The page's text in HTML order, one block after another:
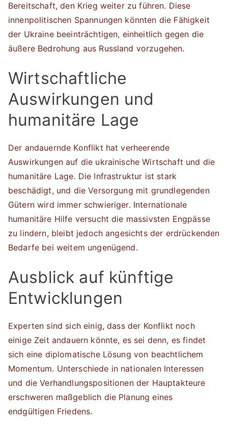
Bereitschaft, den Krieg weiter zu führen. Diese
innenpolitischen Spannungen könnten die Fähigkeit
der Ukraine beeinträchtigen, einheitlich gegen die
äußere Bedrohung aus Russland vorzugehen.
Wirtschaftliche
Auswirkungen und
humanitäre Lage
Der andauernde Konflikt hat verheerende
Auswirkungen auf die ukrainische Wirtschaft und die
humanitäre Lage. Die Infrastruktur ist stark
beschädigt, und die Versorgung mit grundlegenden
Gütern wird immer schwieriger. Internationale
humanitäre Hilfe versucht die massivsten Engpässe
zu lindern, bleibt jedoch angesichts der erdrückenden
Bedarfe bei weitem ungenügend.
Ausblick auf künftige
Entwicklungen
Experten sind sich einig, dass der Konflikt noch
einige Zeit andauern könnte, es sei denn, es findet
sich eine diplomatische Lösung von beachtlichem
Momentum. Unterschiede in nationalen Interessen
und die Verhandlungspositionen der Hauptakteure
erschweren maßgeblich die Planung eines
endgültigen Friedens.